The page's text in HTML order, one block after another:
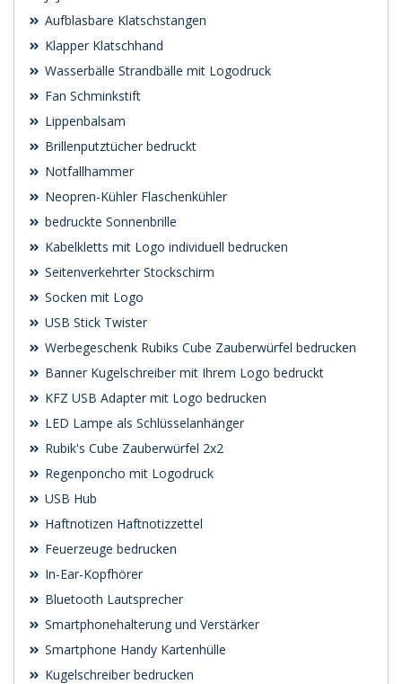
Aufblasbare Klatschstangen
Klapper Klatschhand
Wasserbälle Strandbälle mit Logodruck
Fan Schminkstift
Lippenbalsam
Brillenputztücher bedruckt
Notfallhammer
Neopren-Kühler Flaschenkühler
bedruckte Sonnenbrille
Kabelkletts mit Logo individuell bedrucken
Seitenverkehrter Stockschirm
Socken mit Logo
USB Stick Twister
Werbegeschenk Rubiks Cube Zauberwürfel bedrucken
Banner Kugelschreiber mit Ihrem Logo bedruckt
KFZ USB Adapter mit Logo bedrucken
LED Lampe als Schlüsselanhänger
Rubik's Cube Zauberwürfel 2x2
Regenponcho mit Logodruck
USB Hub
Haftnotizen Haftnotizzettel
Feuerzeuge bedrucken
In-Ear-Kopfhörer
Bluetooth Lautsprecher
Smartphonehalterung und Verstärker
Smartphone Handy Kartenhülle
Kugelschreiber bedrucken